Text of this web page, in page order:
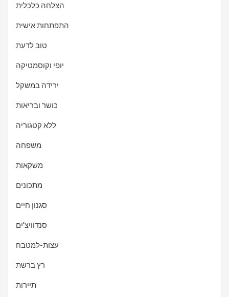
הצלחה כלכלית
התפתחות אישית
טוב לדעת
יופי וקוסמטיקה
ירידה במשקל
כושר ובריאות
ללא קטגוריה
משפחה
משקאות
מתכונים
סגנון חיים
סנדוויצ'ים
עצות-למטבח
רץ ברשת
תיירות